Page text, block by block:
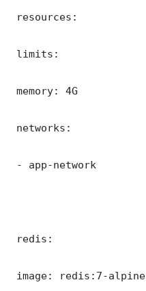
resources:
limits:
memory: 4G
networks:
- app-network
redis:
image: redis:7-alpine